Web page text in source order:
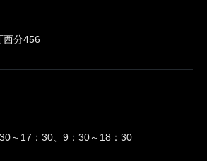
西分456
～17：30、9：30～18：30